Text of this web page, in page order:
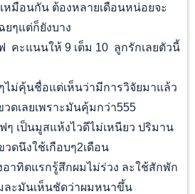
หมือนกัน ต้องหลายเดือนหน่อยจะ
ยๆแต่ก็ยังบาง
คะแนนให้ 9 เต็ม 10 ลูกรักเลยตัวนี้
ไม่คุ้นชื่อแต่เห็นว่ามีการวิจัยมาแล้ว
ดเลยเพราะมันคุ้มกว่า555
ๆ เป็นมูสแห้งไวดีไม่เหนียว ปริมาน
ดนึงใช้เกือบๆ2เดือน
าทิตแรกรู้สึกผมไม่ร่วง ละใช้สักพัก
ละมันเห็นชัดว่าผมหนาขึ้น